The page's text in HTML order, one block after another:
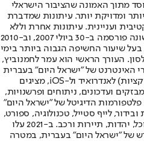
מתוך האמונה שהציבור הישראלי
ומדויקת יותר. עיתונות שמדברת
ועניינית. עיתונות אחרת וללא
תשלום. המהדורה המודפסת הראשונה פורסמה ב-30 ביולי 2007, וב-2010
בעל שיעור החשיפה הגבוה ביותר בימי
העורך הראשי הוא עמר לחמנוביץ,
האינטרנט של "ישראל היום" בעברית
ובאנגלית, כמו כן היישומונים (אפליקציות) לאנדרואיד ול-iOS, מציגים
ועדכונים, ניתוחים ופרשנויות,
פלטפורמות הדיגיטל של "ישראל היום"
לייף סטייל, טכנולוגיה, ספורט,
כלכלה וצרכנות, בריאות, חיילים, אוכל, יהדות, תיירות ורכב. ב-2021 עלו
של "ישראל היום" בעברית, במטרה